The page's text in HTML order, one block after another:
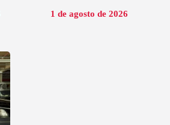
1 de agosto de 2026